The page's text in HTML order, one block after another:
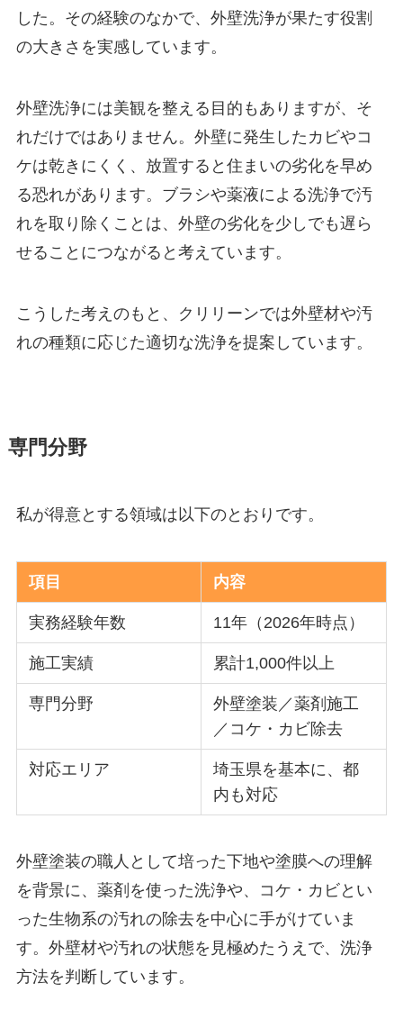
した。その経験のなかで、外壁洗浄が果たす役割
の大きさを実感しています。
外壁洗浄には美観を整える目的もありますが、そ
れだけではありません。外壁に発生したカビやコ
ケは乾きにくく、放置すると住まいの劣化を早め
る恐れがあります。ブラシや薬液による洗浄で汚
れを取り除くことは、外壁の劣化を少しでも遅ら
せることにつながると考えています。
こうした考えのもと、クリリーンでは外壁材や汚
れの種類に応じた適切な洗浄を提案しています。
専門分野
私が得意とする領域は以下のとおりです。
項目 内容
実務経験年数 11年（2026年時点）
施工実績 累計1,000件以上
専門分野
外壁塗装／薬剤施工
／コケ・カビ除去
対応エリア
埼玉県を基本に、都
内も対応
外壁塗装の職人として培った下地や塗膜への理解
を背景に、薬剤を使った洗浄や、コケ・カビとい
った生物系の汚れの除去を中心に手がけていま
す。外壁材や汚れの状態を見極めたうえで、洗浄
方法を判断しています。